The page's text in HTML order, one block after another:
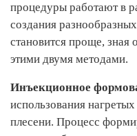
процедуры работают в
создания
становится проще,
этими двумя методами.
Инъекционное
использования
плесени. Процесс